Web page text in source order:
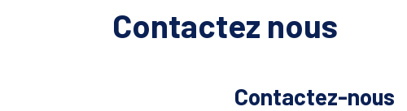
Contactez nous
Contactez-nous